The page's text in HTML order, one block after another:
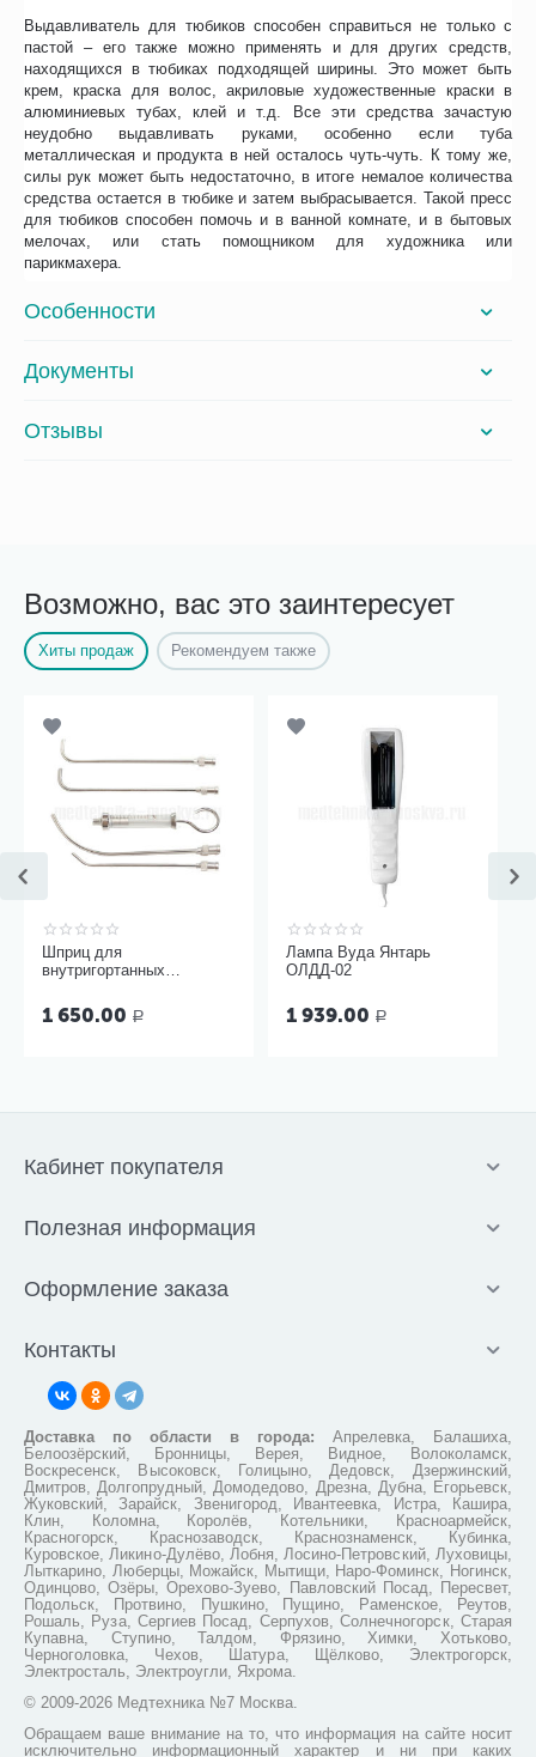
Выдавливатель для тюбиков способен справиться не только с
пастой – его также можно применять и для других средств,
находящихся в тюбиках подходящей ширины. Это может быть
крем, краска для волос, акриловые художественные краски в
алюминиевых тубах, клей и т.д. Все эти средства зачастую
неудобно выдавливать руками, особенно если туба
металлическая и продукта в ней осталось чуть-чуть. К тому же,
силы рук может быть недостаточно, в итоге немалое количества
средства остается в тюбике и затем выбрасывается. Такой пресс
для тюбиков способен помочь и в ванной комнате, и в бытовых
мелочах, или стать помощником для художника или
парикмахера.
Особенности
Документы
Отзывы
Возможно, вас это заинтересует
Хиты продаж Рекомендуем также
Шприц для
внутригортанных
миндалин, 5 мл Ш-14-5
1 650.00 Р
Лампа Вуда Янтарь
ОЛДД-02
1 939.00 Р
Кабинет покупателя
Полезная информация
Оформление заказа
Контакты
Доставка по области в города: Апрелевка, Балашиха,
Белоозёрский, Бронницы, Верея, Видное, Волоколамск,
Воскресенск, Высоковск, Голицыно, Дедовск, Дзержинский,
Дмитров, Долгопрудный, Домодедово, Дрезна, Дубна, Егорьевск,
Жуковский, Зарайск, Звенигород, Ивантеевка, Истра, Кашира,
Клин, Коломна, Королёв, Котельники, Красноармейск,
Красногорск, Краснозаводск, Краснознаменск, Кубинка,
Куровское, Ликино-Дулёво, Лобня, Лосино-Петровский, Луховицы,
Лыткарино, Люберцы, Можайск, Мытищи, Наро-Фоминск, Ногинск,
Одинцово, Озёры, Орехово-Зуево, Павловский Посад, Пересвет,
Подольск, Протвино, Пушкино, Пущино, Раменское, Реутов,
Рошаль, Руза, Сергиев Посад, Серпухов, Солнечногорск, Старая
Купавна, Ступино, Талдом, Фрязино, Химки, Хотьково,
Черноголовка, Чехов, Шатура, Щёлково, Электрогорск,
Электросталь, Электроугли, Яхрома.
© 2009-2026 Медтехника №7 Москва.
Обращаем ваше внимание на то, что информация на сайте носит
исключительно информационный характер и ни при каких